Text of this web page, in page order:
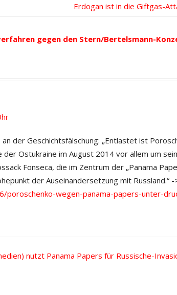
Nächster
Erdogan ist in die Giftgas-
gegen den Stern/Bertelsmann-
der Geschichtsfälschung: „Entlastet ist
Ostukraine im August 2014 vor allem um
Fonseca, die im Zentrum der „Panama
der Auseinandersetzung mit Russland.“ -
poroschenko-wegen-panama-papers-unter-
nutzt Panama Papers für Russische-